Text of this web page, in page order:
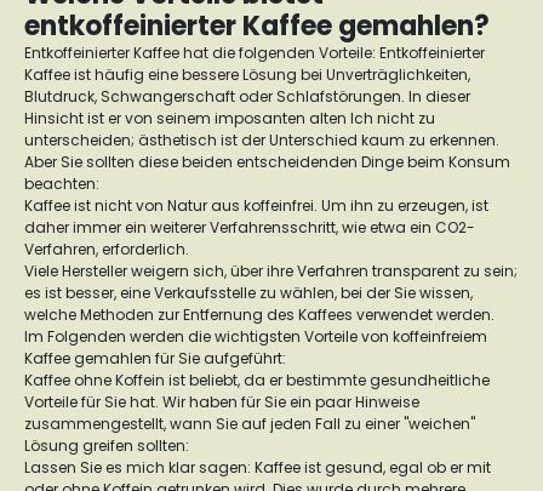
entkoffeinierter Kaffee gemahlen?
Entkoffeinierter Kaffee hat die folgenden Vorteile: Entkoffeinierter
Kaffee ist häufig eine bessere Lösung bei Unverträglichkeiten,
Blutdruck, Schwangerschaft oder Schlafstörungen. In dieser
Hinsicht ist er von seinem imposanten alten Ich nicht zu
unterscheiden; ästhetisch ist der Unterschied kaum zu erkennen.
Aber Sie sollten diese beiden entscheidenden Dinge beim Konsum
beachten:
Kaffee ist nicht von Natur aus koffeinfrei. Um ihn zu erzeugen, ist
daher immer ein weiterer Verfahrensschritt, wie etwa ein CO2-
Verfahren, erforderlich.
Viele Hersteller weigern sich, über ihre Verfahren transparent zu sein;
es ist besser, eine Verkaufsstelle zu wählen, bei der Sie wissen,
welche Methoden zur Entfernung des Kaffees verwendet werden.
Im Folgenden werden die wichtigsten Vorteile von koffeinfreiem
Kaffee gemahlen für Sie aufgeführt:
Kaffee ohne Koffein ist beliebt, da er bestimmte gesundheitliche
Vorteile für Sie hat. Wir haben für Sie ein paar Hinweise
zusammengestellt, wann Sie auf jeden Fall zu einer "weichen"
Lösung greifen sollten:
Lassen Sie es mich klar sagen: Kaffee ist gesund, egal ob er mit